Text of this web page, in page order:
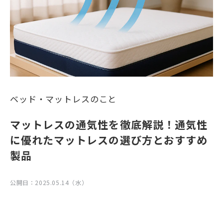
ベッド・マットレスのこと
マットレスの通気性を徹底解説！通気性
に優れたマットレスの選び方とおすすめ
製品
公開日： 2025.05.14（水）